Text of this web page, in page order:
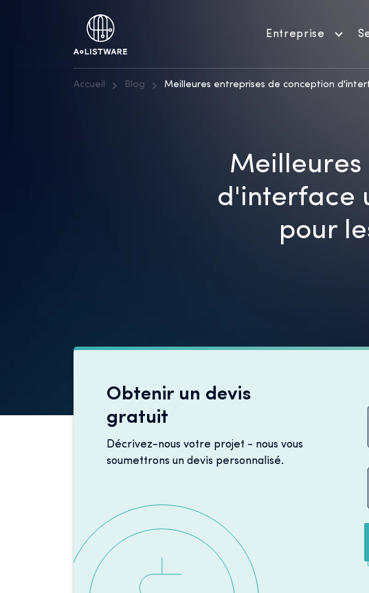
Entreprise
Accueil Blog Meilleures entreprises de conception
Meilleures
d'interface
pour
Obtenir un devis
gratuit
Décrivez-nous votre projet - nous vous
soumettrons un devis personnalisé.